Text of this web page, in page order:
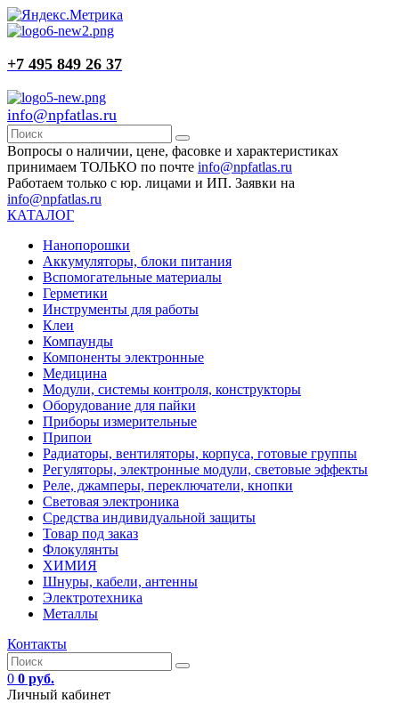
+7 495 849 26 37
info@npfatlas.ru
Вопросы о наличии, цене, фасовке и характеристиках
принимаем ТОЛЬКО по почте info@npfatlas.ru
Работаем только с юр. лицами и ИП. Заявки на
info@npfatlas.ru
КАТАЛОГ
Нанопорошки
Аккумуляторы, блоки питания
Вспомогательные материалы
Герметики
Инструменты для работы
Клеи
Компаунды
Компоненты электронные
Медицина
Модули, системы контроля, конструкторы
Оборудование для пайки
Приборы измерительные
Припои
Радиаторы, вентиляторы, корпуса, готовые группы
Регуляторы, электронные модули, световые эффекты
Реле, джамперы, переключатели, кнопки
Световая электроника
Средства индивидуальной защиты
Товар под заказ
Флокулянты
ХИМИЯ
Шнуры, кабели, антенны
Электротехника
Металлы
Контакты
0 0 руб.
Личный кабинет